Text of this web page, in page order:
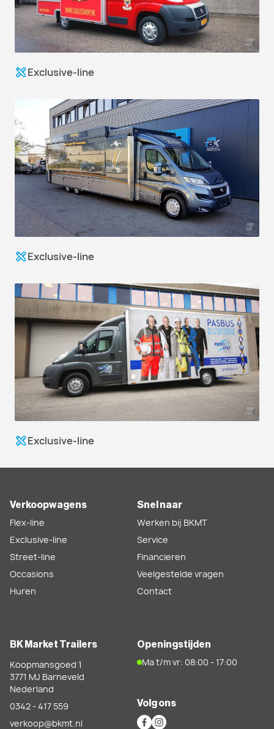
Exclusive-line
Exclusive-line
Exclusive-line
BK Market Trailers
Koopmansgoed 1
3771 MJ Barneveld
Nederland
0342 - 417 559
verkoop@bkmt.nl
Verkoopwagens
Flex-line
Exclusive-line
Street-line
Occasions
Huren
Snel naar
Werken bij BKMT
Service
Financieren
Veelgestelde vragen
Contact
Openingstijden
Ma t/m vr: 08:00 - 17:00
Volg ons